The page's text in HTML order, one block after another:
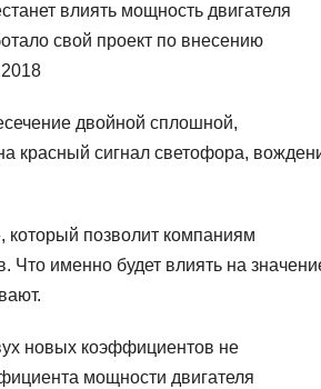
влиять мощность двигателя
свой проект по внесению
двойной сплошной,
красный сигнал светофора,
который позволит компаниям
Что именно будет влиять на
новых коэффициентов не
мощности двигателя